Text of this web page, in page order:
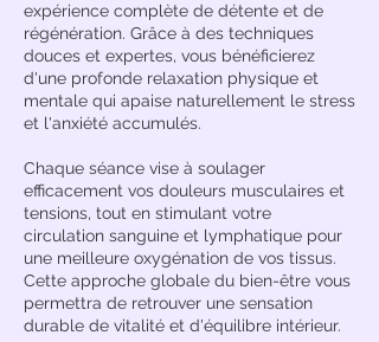
expérience complète de détente et de
régénération. Grâce à des techniques
douces et expertes, vous bénéficierez
d'une profonde relaxation physique et
mentale qui apaise naturellement le stress
et l'anxiété accumulés.
Chaque séance vise à soulager
efficacement vos douleurs musculaires et
tensions, tout en stimulant votre
circulation sanguine et lymphatique pour
une meilleure oxygénation de vos tissus.
Cette approche globale du bien-être vous
permettra de retrouver une sensation
durable de vitalité et d'équilibre intérieur.